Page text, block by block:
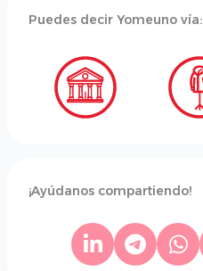
Puedes decir Yomeuno vía:
¡Ayúdanos compartiendo!